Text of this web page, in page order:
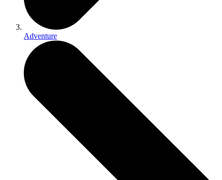
Adventure